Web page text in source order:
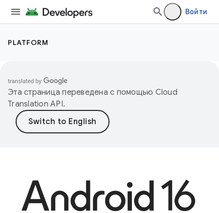
Войти
PLATFORM
Эта страница переведена с помощью Cloud
Translation API.